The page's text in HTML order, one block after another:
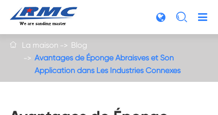

 La maison
Blog
Avantages de Éponge Abraisves et Son
Application dans Les Industries Connexes